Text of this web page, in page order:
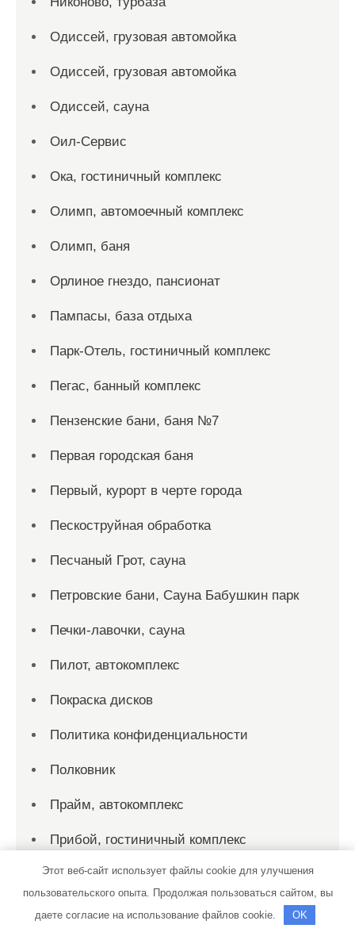
Одиссей, грузовая автомойка
Одиссей, грузовая автомойка
Одиссей, сауна
Оил-Сервис
Ока, гостиничный комплекс
Олимп, автомоечный комплекс
Олимп, баня
Орлиное гнездо, пансионат
Пампасы, база отдыха
Парк-Отель, гостиничный комплекс
Пегас, банный комплекс
Пензенские бани, баня №7
Первая городская баня
Первый, курорт в черте города
Пескоструйная обработка
Песчаный Грот, сауна
Петровские бани, Сауна Бабушкин парк
Печки-лавочки, сауна
Пилот, автокомплекс
Покраска дисков
Политика конфиденциальности
Полковник
Прайм, автокомплекс
Прибой, гостиничный комплекс
Прионежский, отель
Прямой Угол
Этот веб-сайт использует файлы cookie для улучшения
пользовательского опыта. Продолжая пользоваться сайтом, вы
даете согласие на использование файлов cookie.
OK